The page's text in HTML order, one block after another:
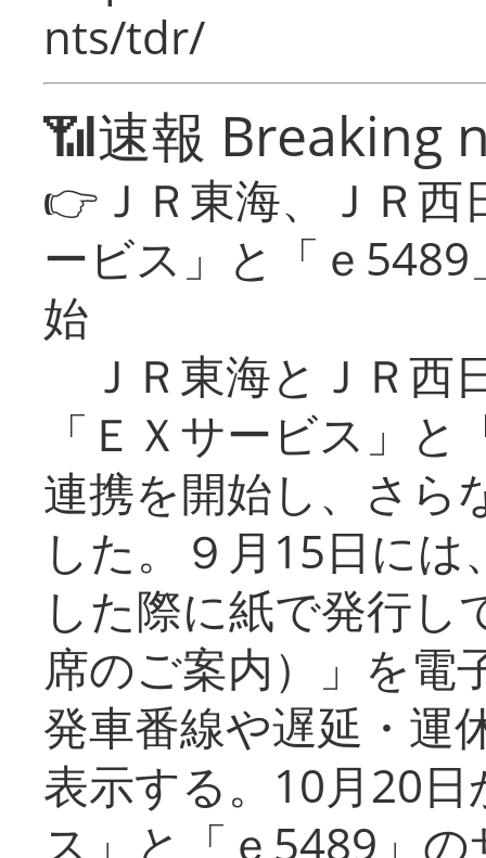
nts/tdr/
📶速報 Breaking
👉ＪＲ東海、ＪＲ
ービス」と「ｅ
始
ＪＲ東海とＪＲ西
「ＥＸサービス」
連携を開始し、さら
した。９月15日に
した際に紙で発行し
席のご案内）」を電
発車番線や遅延・運
表示する。10月20
ス」と「ｅ5489」